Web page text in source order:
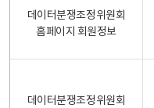
데이터분쟁조정위원회
홈페이지 회원정보
데이터분쟁조정위원회